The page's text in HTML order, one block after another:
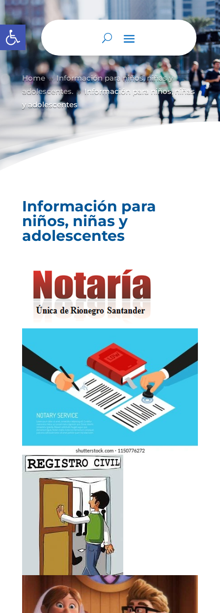
Abrir barra de herramientas
Home 9 Información para niños, niñas y
adolescentes. 9 Información para niños, niñas
y adolescentes
Información para
niños, niñas y
adolescentes